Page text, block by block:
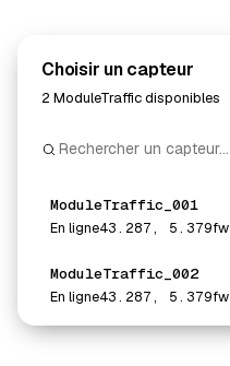
Choisir un capteur
2 ModuleTraffic disponibles
ModuleTraffic_001
En ligne43.287, 5.379fw
ModuleTraffic_002
En ligne43.287, 5.379fw